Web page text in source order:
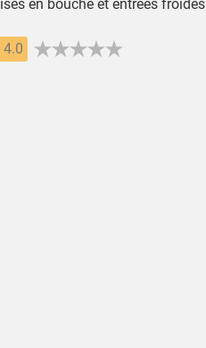
en bouche et entrées froides
4.0